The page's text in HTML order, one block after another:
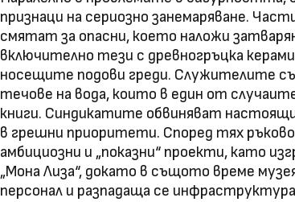
признаци на сериозно занемаряване.
смятат за опасни, което наложи
включително тези с древногръцка
носещите подови греди. Служителите
течове на вода, които в един от
книги. Синдикатите обвиняват
в грешни приоритети. Според тях
амбициозни и „показни“ проекти, като
„Мона Лиза“, докато в същото време
персонал и разпадаща се